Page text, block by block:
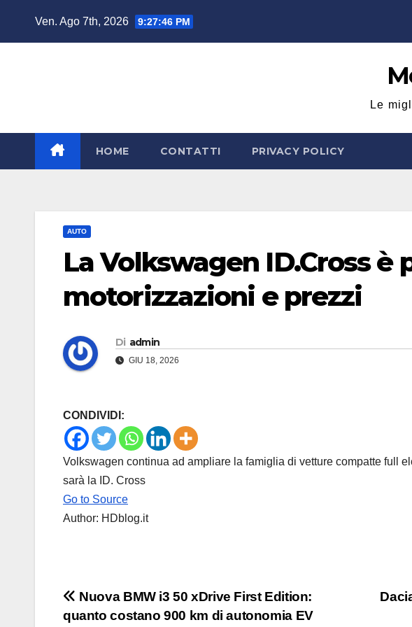
Ven. Ago 7th, 2026 9:27:47 PM
Le
HOME CONTATTI PRIVACY POLICY
AUTO
La Volkswagen ID.Cross è
motorizzazioni e prezzi
Di admin
GIU 18, 2026
CONDIVIDI:
Volkswagen continua ad ampliare la famiglia di vetture compatte full
sarà la ID. Cross
Go to Source
Author: HDblog.it
Navigazione
Nuova BMW i3 50 xDrive First Edition:
quanto costano 900 km di autonomia EV